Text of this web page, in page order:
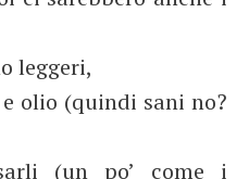
leggeri,
olio (quindi sani no?
(un po’ come i